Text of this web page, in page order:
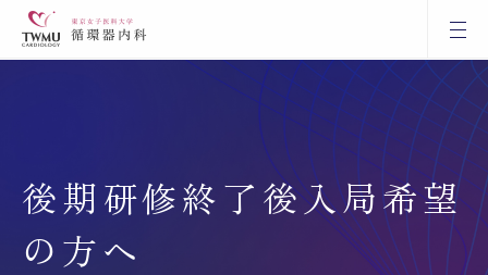
後期研修終了後入局希望
の方へ